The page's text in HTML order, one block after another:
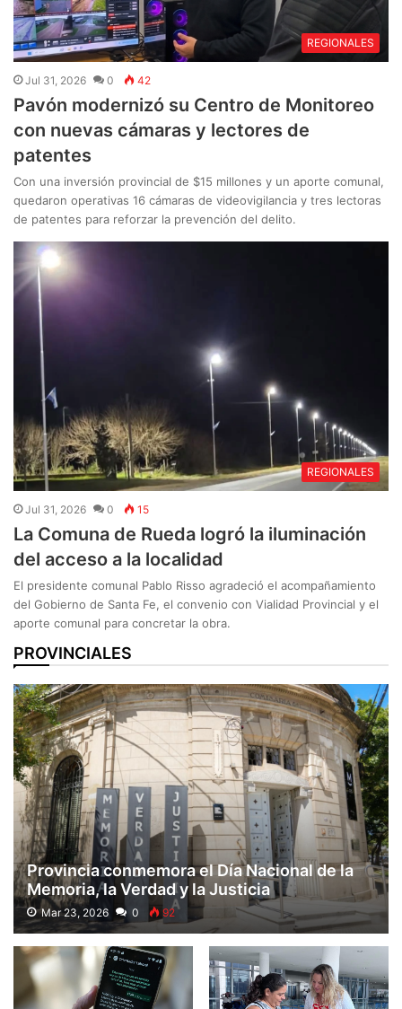
REGIONALES
Jul 31, 2026 0 42
Pavón modernizó su Centro de Monitoreo
con nuevas cámaras y lectores de
patentes
Con una inversión provincial de $15 millones y un aporte comunal,
quedaron operativas 16 cámaras de videovigilancia y tres lectoras
de patentes para reforzar la prevención del delito.
REGIONALES
Jul 31, 2026 0 15
La Comuna de Rueda logró la iluminación
del acceso a la localidad
El presidente comunal Pablo Risso agradeció el acompañamiento
del Gobierno de Santa Fe, el convenio con Vialidad Provincial y el
aporte comunal para concretar la obra.
PROVINCIALES
Provincia conmemora el Día Nacional de la
Memoria, la Verdad y la Justicia
Mar 23, 2026 0 92